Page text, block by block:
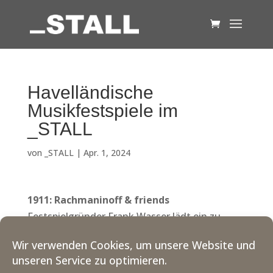
Wir verwenden Cookies, um unsere Website und
unseren Service zu optimieren.
Havelländische
Musikfestspiele im
_STALL
von _STALL| Apr. 1, 2024
1911: Rachmaninoff & friends
Festspielgründer Frank Wasser lädt ein zu
russische Ausnahmepianist, Komponist und
Dirigent Sergej Rachmaninoff hätte im Jahr